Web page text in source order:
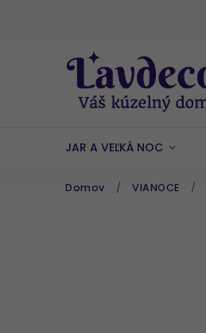
JAR A VEĽKÁ NOC
Domov / VIANOCE /